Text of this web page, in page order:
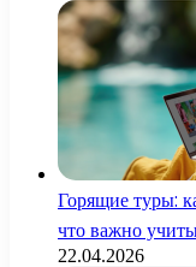
Горящие туры:
что важно
22.04.2026